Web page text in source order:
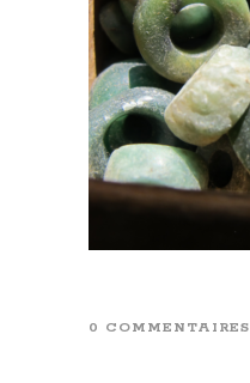
0 COMMENTAIRES